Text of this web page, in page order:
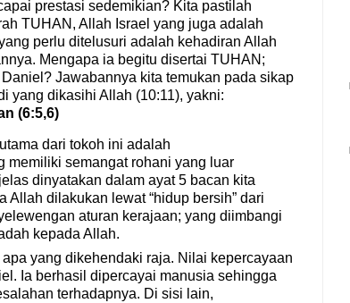
prestasi sedemikian? Kita pastilah
TUHAN, Allah Israel yang juga adalah
perlu ditelusuri adalah kehadiran Allah
Mengapa ia begitu disertai TUHAN;
Jawabannya kita temukan pada sikap
yang dikasihi Allah (10:11), yakni:
(6:5,6)
dari tokoh ini adalah
memiliki semangat rohani yang luar
dinyatakan dalam ayat 5 bacan kita
Allah dilakukan lewat “hidup bersih” dari
aturan kerajaan; yang diimbangi
kepada Allah.
yang dikehendaki raja. Nilai kepercayaan
Ia berhasil dipercayai manusia sehingga
terhadapnya. Di sisi lain,